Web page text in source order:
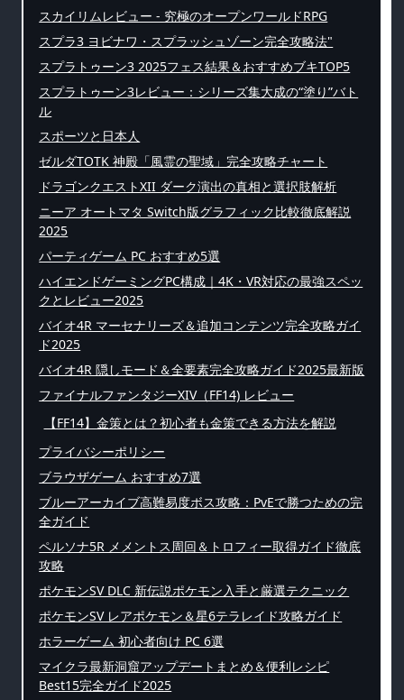
スカイリムレビュー - 究極のオープンワールドRPG
スプラ3 ヨビナワ・スプラッシュゾーン完全攻略法"
スプラトゥーン3 2025フェス結果＆おすすめブキTOP5
スプラトゥーン3レビュー：シリーズ集大成の“塗り”バト
ル
スポーツと日本人
ゼルダTOTK 神殿「風霊の聖域」完全攻略チャート
ドラゴンクエストXII ダーク演出の真相と選択肢解析
ニーア オートマタ Switch版グラフィック比較徹底解説
2025
パーティゲーム PC おすすめ5選
ハイエンドゲーミングPC構成｜4K・VR対応の最強スペッ
クとレビュー2025
バイオ4R マーセナリーズ＆追加コンテンツ完全攻略ガイ
ド2025
バイオ4R 隠しモード＆全要素完全攻略ガイド2025最新版
ファイナルファンタジーXIV（FF14) レビュー
【FF14】金策とは？初心者も金策できる方法を解説
プライバシーポリシー
ブラウザゲーム おすすめ7選
ブルーアーカイブ高難易度ボス攻略：PvEで勝つための完
全ガイド
ペルソナ5R メメントス周回＆トロフィー取得ガイド徹底
攻略
ポケモンSV DLC 新伝説ポケモン入手と厳選テクニック
ポケモンSV レアポケモン＆星6テラレイド攻略ガイド
ホラーゲーム 初心者向け PC 6選
マイクラ最新洞窟アップデートまとめ＆便利レシピ
Best15完全ガイド2025